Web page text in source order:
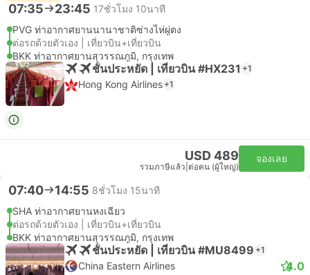
07:35 23:45 17ชั่วโมง 10นาที
PVG ท่าอากาศยานนานาชาติซ่างไห่ผู่ตง
ต่อรถด้วยตัวเอง | เที่ยวบิน+เที่ยวบิน
BKK ท่าอากาศยานสุวรรณภูมิ, กรุงเทพ
ชั้นประหยัด | เที่ยวบิน #HX231 +1
Hong Kong Airlines +1
USD 489
รวมภาษีแล้ว ต่อคน (ผู้ใหญ่)
จองเลย
07:40 14:55 8ชั่วโมง 15นาที
SHA ท่าอากาศยานหงเฉียว
ต่อรถด้วยตัวเอง | เที่ยวบิน+เที่ยวบิน
BKK ท่าอากาศยานสุวรรณภูมิ, กรุงเทพ
ชั้นประหยัด | เที่ยวบิน #MU8499 +1
China Eastern Airlines 4.0